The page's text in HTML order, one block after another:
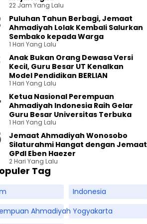
22 Jam Yang Lalu
Puluhan Tahun Berbagi, Jemaat
Ahmadiyah Lolak Kembali Salurkan
Sembako kepada Warga
1 Hari Yang Lalu
Anak Bukan Orang Dewasa Versi
Kecil, Guru Besar UT Kenalkan
Model Pendidikan BERLIAN
1 Hari Yang Lalu
Ketua Nasional Perempuan
Ahmadiyah Indonesia Raih Gelar
Guru Besar Universitas Terbuka
1 Hari Yang Lalu
Jemaat Ahmadiyah Wonosobo
Silaturahmi Hangat dengan Jemaat
GPdI Eben Haezer
2 Hari Yang Lalu
Tag
Indonesia
Ahmadiyah Yogyakarta